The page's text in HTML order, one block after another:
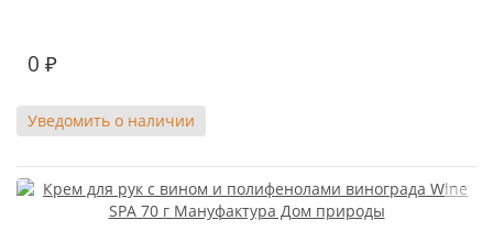
0 ₽
Уведомить о наличии